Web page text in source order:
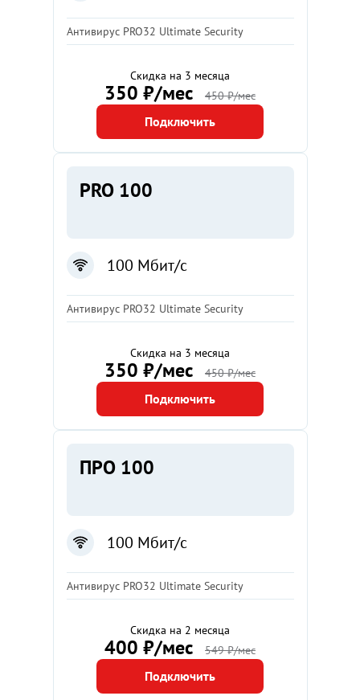
Антивирус PRO32 Ultimate Security
Скидка на 3 месяца
350 ₽/мес 450 ₽/мес
Подключить
PRO 100
100 Мбит/с
Антивирус PRO32 Ultimate Security
Скидка на 3 месяца
350 ₽/мес 450 ₽/мес
Подключить
ПРО 100
100 Мбит/с
Антивирус PRO32 Ultimate Security
Скидка на 2 месяца
400 ₽/мес 549 ₽/мес
Подключить